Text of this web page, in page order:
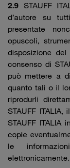
2.9 STAUFF
d’autore su
presentate
opuscoli,
disposizione del
consenso di
può mettere a
quanto tali o il
riprodurli
STAUFF
STAUFF ITALIA
copie
le
elettronicamente.